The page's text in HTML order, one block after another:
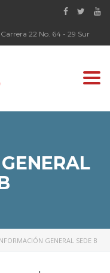
22 No. 64 - 29 Sur
GENERAL SEDE B